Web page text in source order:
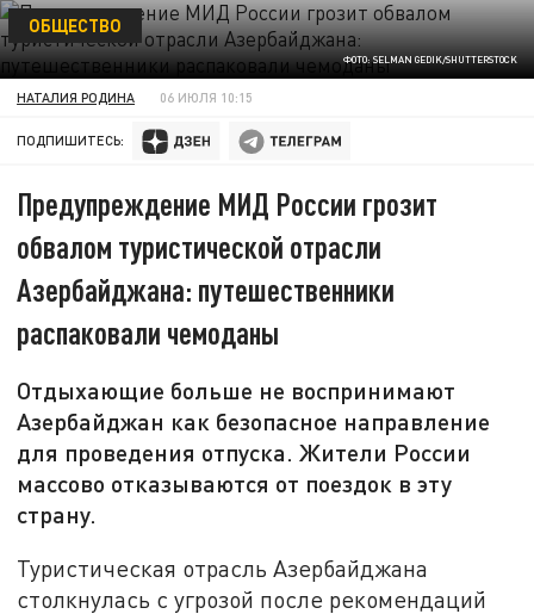
ФОТО: SELMAN GEDIK/SHUTTERSTOCK
ОБЩЕСТВО
НАТАЛИЯ РОДИНА 06 ИЮЛЯ 10:15
ПОДПИШИТЕСЬ:
Предупреждение МИД России грозит
обвалом туристической отрасли
Азербайджана: путешественники
распаковали чемоданы
Отдыхающие больше не воспринимают
Азербайджан как безопасное направление
для проведения отпуска. Жители России
массово отказываются от поездок в эту
страну.
Туристическая отрасль Азербайджана
столкнулась с угрозой после рекомендаций